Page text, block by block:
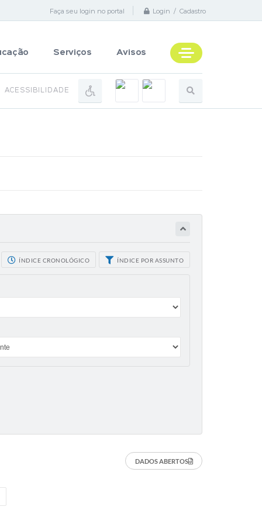
Faça seu login no portal Login / Cadastro
Serviços Avisos
ACESSIBILIDADE
ÍNDICE CRONOLÓGICO ÍNDICE POR ASSUNTO
DADOS ABERTOS